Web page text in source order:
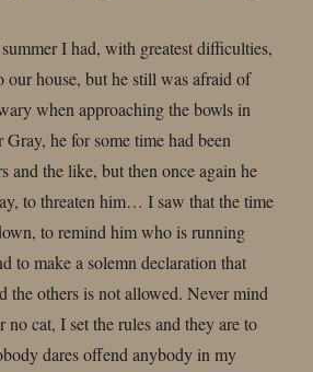
I had, with greatest difficulties,
our house, but he still was afraid of
when approaching the bowls in
he for some time had been
and the like, but then once again he
to threaten him… I saw that the time
to remind him who is running
to make a solemn declaration that
the others is not allowed. Never mind
no cat, I set the rules and they are to
dares offend anybody in my